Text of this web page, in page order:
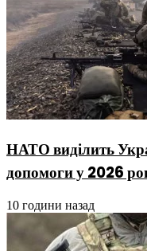
НАТО виділить
допомоги у 2026
10 години назад